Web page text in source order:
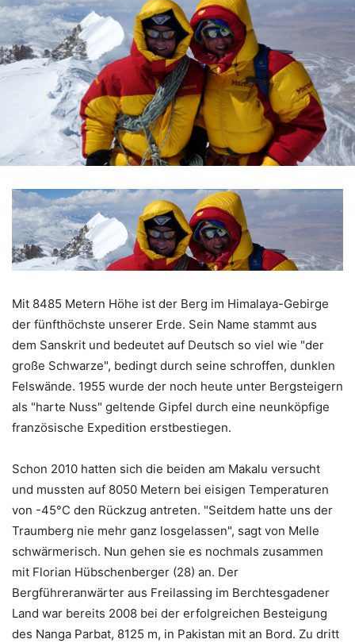
Mit 8485 Metern Höhe ist der Berg im Himalaya-Gebirge
der fünfthöchste unserer Erde. Sein Name stammt aus
dem Sanskrit und bedeutet auf Deutsch so viel wie "der
große Schwarze", bedingt durch seine schroffen, dunklen
Felswände. 1955 wurde der noch heute unter Bergsteigern
als "harte Nuss" geltende Gipfel durch eine neunköpfige
französische Expedition erstbestiegen.
Schon 2010 hatten sich die beiden am Makalu versucht
und mussten auf 8050 Metern bei eisigen Temperaturen
von -45°C den Rückzug antreten. "Seitdem hatte uns der
Traumberg nie mehr ganz losgelassen", sagt von Melle
schwärmerisch. Nun gehen sie es nochmals zusammen
mit Florian Hübschenberger (28) an. Der
Bergführeranwärter aus Freilassing im Berchtesgadener
Land war bereits 2008 bei der erfolgreichen Besteigung
des Nanga Parbat, 8125 m, in Pakistan mit an Bord. Zu dritt